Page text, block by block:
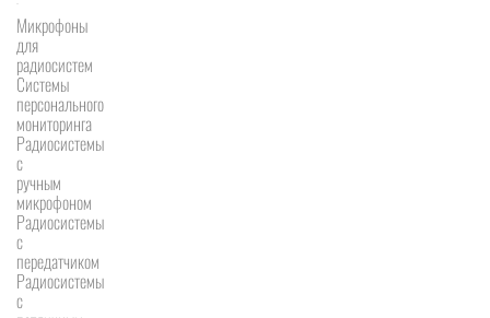
Микрофоны
для
радиосистем
Системы
персонального
мониторинга
Радиосистемы
c
ручным
микрофоном
Радиосистемы
с
передатчиком
Радиосистемы
с